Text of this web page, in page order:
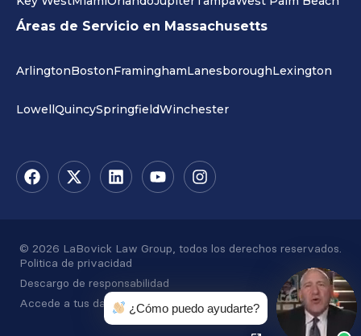
Áreas de Servicio en Massachusetts
ArlingtonBostonFraminghamLanesboroughLexington
LowellQuincySpringfieldWinchester
© 2026 LaBovick Law Group, todos los derechos reservados.
Politica de privacidad
Descargo de responsabilidad
Accede a tus datos ¿Cómo puedo ayudarte?